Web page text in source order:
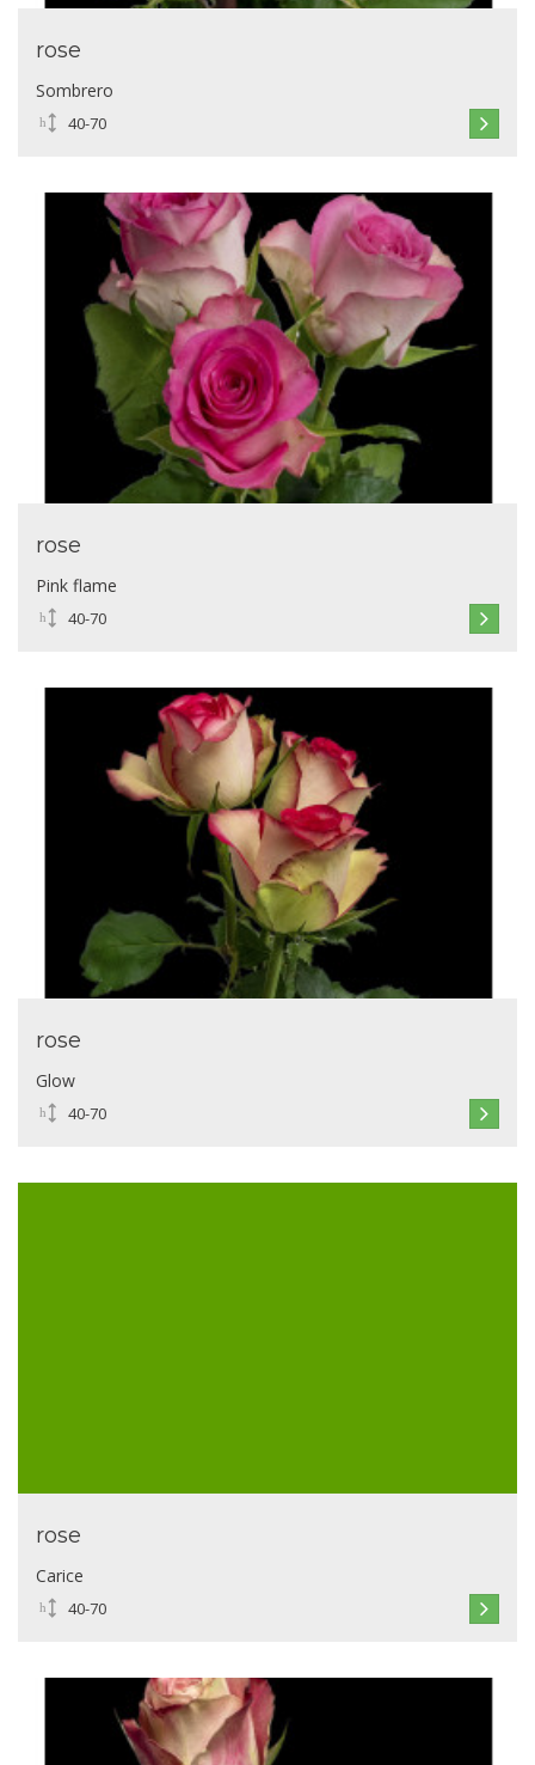
rose
Sombrero
40-70
rose
Pink flame
40-70
rose
Glow
40-70
rose
Carice
40-70